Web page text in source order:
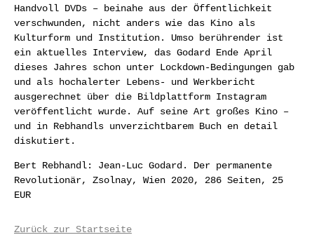
Handvoll DVDs – beinahe aus der Öffentlichkeit
verschwunden, nicht anders wie das Kino als
Kulturform und Institution. Umso berührender ist
ein aktuelles Interview, das Godard Ende April
dieses Jahres schon unter Lockdown-Bedingungen gab
und als hochalerter Lebens- und Werkbericht
ausgerechnet über die Bildplattform Instagram
veröffentlicht wurde. Auf seine Art großes Kino –
und in Rebhandls unverzichtbarem Buch en detail
diskutiert.
Bert Rebhandl: Jean-Luc Godard. Der permanente
Revolutionär, Zsolnay, Wien 2020, 286 Seiten, 25
EUR
Zurück zur Startseite